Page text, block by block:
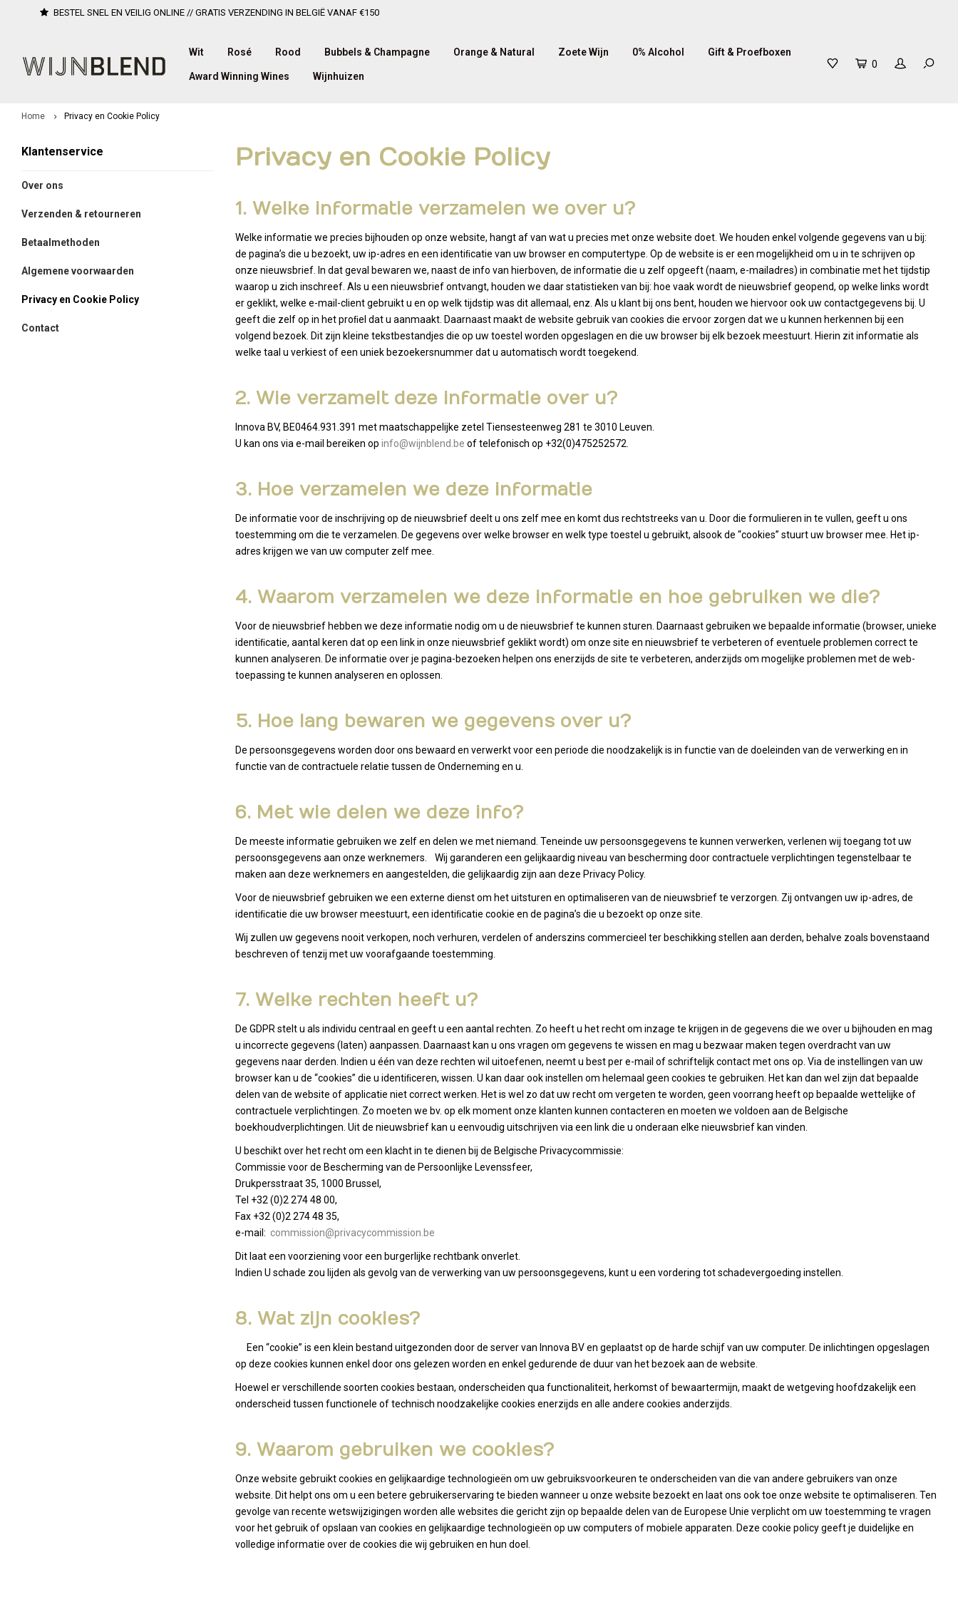
BESTEL SNEL EN VEILIG ONLINE // GRATIS VERZENDING IN BELGIË VANAF €150
Wit Rosé Rood Bubbels & Champagne Orange & Natural Zoete Wijn 0% Alcohol Gift & Proefboxen
Award Winning Wines Wijnhuizen
0
Home Privacy en Cookie Policy
Klantenservice
Over ons
Verzenden & retourneren
Betaalmethoden
Algemene voorwaarden
Privacy en Cookie Policy
Contact
Privacy en Cookie Policy
1. Welke informatie verzamelen we over u?
Welke informatie we precies bijhouden op onze website, hangt af van wat u precies met onze website doet. We houden enkel volgende gegevens van u bij:
de pagina’s die u bezoekt, uw ip-adres en een identiﬁcatie van uw browser en computertype. Op de website is er een mogelijkheid om u in te schrijven op
onze nieuwsbrief. In dat geval bewaren we, naast de info van hierboven, de informatie die u zelf opgeeft (naam, e-mailadres) in combinatie met het tijdstip
waarop u zich inschreef. Als u een nieuwsbrief ontvangt, houden we daar statistieken van bij: hoe vaak wordt de nieuwsbrief geopend, op welke links wordt
er geklikt, welke e-mail-client gebruikt u en op welk tijdstip was dit allemaal, enz. Als u klant bij ons bent, houden we hiervoor ook uw contactgegevens bij. U
geeft die zelf op in het proﬁel dat u aanmaakt. Daarnaast maakt de website gebruik van cookies die ervoor zorgen dat we u kunnen herkennen bij een
volgend bezoek. Dit zijn kleine tekstbestandjes die op uw toestel worden opgeslagen en die uw browser bij elk bezoek meestuurt. Hierin zit informatie als
welke taal u verkiest of een uniek bezoekersnummer dat u automatisch wordt toegekend.
2. Wie verzamelt deze informatie over u?
Innova BV, BE0464.931.391 met maatschappelijke zetel Tiensesteenweg 281 te 3010 Leuven.
U kan ons via e-mail bereiken op info@wijnblend.be of telefonisch op +32(0)475252572.
3. Hoe verzamelen we deze informatie
De informatie voor de inschrijving op de nieuwsbrief deelt u ons zelf mee en komt dus rechtstreeks van u. Door die formulieren in te vullen, geeft u ons
toestemming om die te verzamelen. De gegevens over welke browser en welk type toestel u gebruikt, alsook de “cookies” stuurt uw browser mee. Het ip-
adres krijgen we van uw computer zelf mee.
4. Waarom verzamelen we deze informatie en hoe gebruiken we die?
Voor de nieuwsbrief hebben we deze informatie nodig om u de nieuwsbrief te kunnen sturen. Daarnaast gebruiken we bepaalde informatie (browser, unieke
identiﬁcatie, aantal keren dat op een link in onze nieuwsbrief geklikt wordt) om onze site en nieuwsbrief te verbeteren of eventuele problemen correct te
kunnen analyseren. De informatie over je pagina-bezoeken helpen ons enerzijds de site te verbeteren, anderzijds om mogelijke problemen met de web-
toepassing te kunnen analyseren en oplossen.
5. Hoe lang bewaren we gegevens over u?
De persoonsgegevens worden door ons bewaard en verwerkt voor een periode die noodzakelijk is in functie van de doeleinden van de verwerking en in
functie van de contractuele relatie tussen de Onderneming en u.
6. Met wie delen we deze info?
De meeste informatie gebruiken we zelf en delen we met niemand. Teneinde uw persoonsgegevens te kunnen verwerken, verlenen wij toegang tot uw
persoonsgegevens aan onze werknemers. Wij garanderen een gelijkaardig niveau van bescherming door contractuele verplichtingen tegenstelbaar te
maken aan deze werknemers en aangestelden, die gelijkaardig zijn aan deze Privacy Policy.
Voor de nieuwsbrief gebruiken we een externe dienst om het uitsturen en optimaliseren van de nieuwsbrief te verzorgen. Zij ontvangen uw ip-adres, de
identiﬁcatie die uw browser meestuurt, een identiﬁcatie cookie en de pagina’s die u bezoekt op onze site.
Wij zullen uw gegevens nooit verkopen, noch verhuren, verdelen of anderszins commercieel ter beschikking stellen aan derden, behalve zoals bovenstaand
beschreven of tenzij met uw voorafgaande toestemming.
7. Welke rechten heeft u?
De GDPR stelt u als individu centraal en geeft u een aantal rechten. Zo heeft u het recht om inzage te krijgen in de gegevens die we over u bijhouden en mag
u incorrecte gegevens (laten) aanpassen. Daarnaast kan u ons vragen om gegevens te wissen en mag u bezwaar maken tegen overdracht van uw
gegevens naar derden. Indien u één van deze rechten wil uitoefenen, neemt u best per e-mail of schriftelijk contact met ons op. Via de instellingen van uw
browser kan u de “cookies” die u identiﬁceren, wissen. U kan daar ook instellen om helemaal geen cookies te gebruiken. Het kan dan wel zijn dat bepaalde
delen van de website of applicatie niet correct werken. Het is wel zo dat uw recht om vergeten te worden, geen voorrang heeft op bepaalde wettelijke of
contractuele verplichtingen. Zo moeten we bv. op elk moment onze klanten kunnen contacteren en moeten we voldoen aan de Belgische
boekhoudverplichtingen. Uit de nieuwsbrief kan u eenvoudig uitschrijven via een link die u onderaan elke nieuwsbrief kan vinden.
U beschikt over het recht om een klacht in te dienen bij de Belgische Privacycommissie:
Commissie voor de Bescherming van de Persoonlijke Levenssfeer,
Drukpersstraat 35, 1000 Brussel,
Tel +32 (0)2 274 48 00,
Fax +32 (0)2 274 48 35,
e-mail: commission@privacycommission.be
Dit laat een voorziening voor een burgerlijke rechtbank onverlet.
Indien U schade zou lijden als gevolg van de verwerking van uw persoonsgegevens, kunt u een vordering tot schadevergoeding instellen.
8. Wat zijn cookies?
Een “cookie” is een klein bestand uitgezonden door de server van Innova BV en geplaatst op de harde schijf van uw computer. De inlichtingen opgeslagen
op deze cookies kunnen enkel door ons gelezen worden en enkel gedurende de duur van het bezoek aan de website.
Hoewel er verschillende soorten cookies bestaan, onderscheiden qua functionaliteit, herkomst of bewaartermijn, maakt de wetgeving hoofdzakelijk een
onderscheid tussen functionele of technisch noodzakelijke cookies enerzijds en alle andere cookies anderzijds.
9. Waarom gebruiken we cookies?
Onze website gebruikt cookies en gelijkaardige technologieën om uw gebruiksvoorkeuren te onderscheiden van die van andere gebruikers van onze
website. Dit helpt ons om u een betere gebruikerservaring te bieden wanneer u onze website bezoekt en laat ons ook toe onze website te optimaliseren. Ten
gevolge van recente wetswijzigingen worden alle websites die gericht zijn op bepaalde delen van de Europese Unie verplicht om uw toestemming te vragen
voor het gebruik of opslaan van cookies en gelijkaardige technologieën op uw computers of mobiele apparaten. Deze cookie policy geeft je duidelijke en
volledige informatie over de cookies die wij gebruiken en hun doel.